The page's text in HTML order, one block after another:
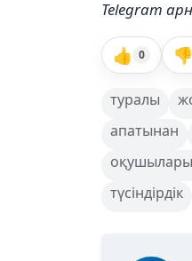
Telegram
👍 0 👎
туралы
апатынан
түсіндірдік